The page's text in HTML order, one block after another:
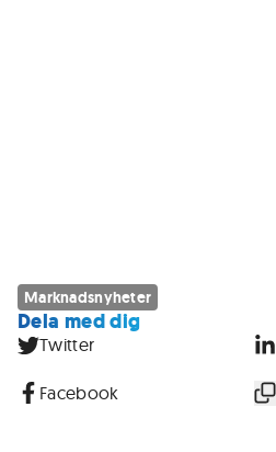
Marknadsnyheter
Dela med dig
Twitter
Facebook